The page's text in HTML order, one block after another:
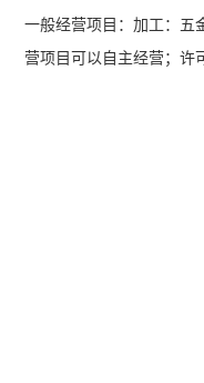
一般经营项目：加工：五
营项目可以自主经营；许